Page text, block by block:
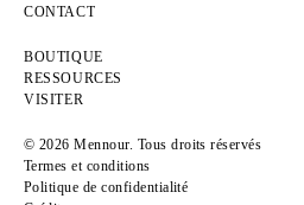
CONTACT
BOUTIQUE
RESSOURCES
VISITER
© 2026 Mennour. Tous droits réservés
Termes et conditions
Politique de confidentialité